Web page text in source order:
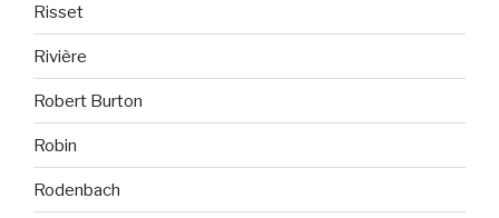
Risset
Rivière
Robert Burton
Robin
Rodenbach